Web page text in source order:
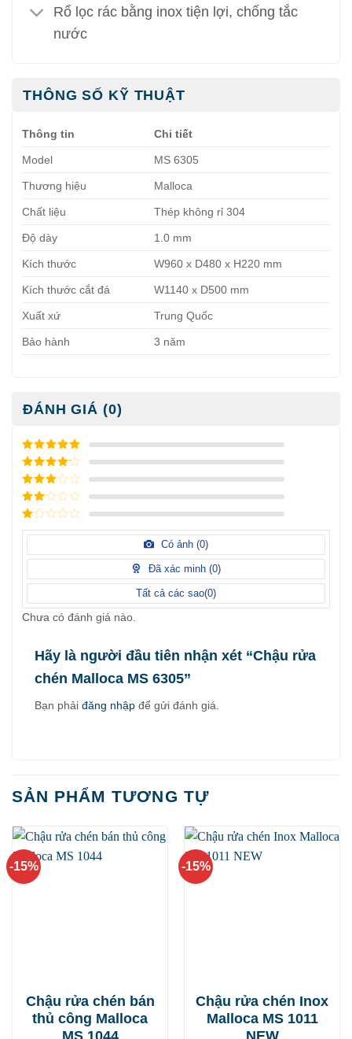
Rổ lọc rác bằng inox tiện lợi, chống tắc
nước
THÔNG SỐ KỸ THUẬT
Thông tin Chi tiết
Model MS 6305
Thương hiệu Malloca
Chất liệu Thép không rỉ 304
Độ dày 1.0 mm
Kích thước W960 x D480 x H220 mm
Kích thước cắt đá W1140 x D500 mm
Xuất xứ Trung Quốc
Bảo hành 3 năm
ĐÁNH GIÁ (0)
5/ 5 điểm
4/ 5
điểm
3/ 5
điểm
2/
điểm
1
điểm
Có ảnh (0)
Đã xác minh (0)
Tất cả các sao(0)
Chưa có đánh giá nào.
Hãy là người đầu tiên nhận xét “Chậu rửa
chén Malloca MS 6305”
Bạn phải đăng nhập để gửi đánh giá.
SẢN PHẨM TƯƠNG TỰ
-15%
Chậu rửa chén bán
thủ công Malloca
MS 1044
-15%
Chậu rửa chén Inox
Malloca MS 1011
NEW